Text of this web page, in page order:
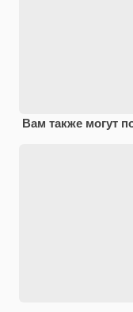
Вам также могут